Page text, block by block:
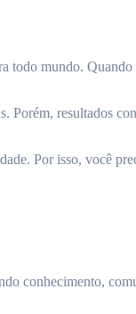
todo mundo.
resultados
Por isso, você
conhecimento,